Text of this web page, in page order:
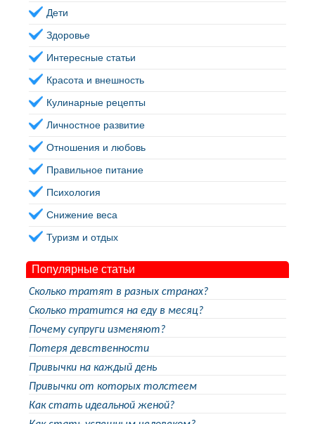
Дети
Здоровье
Интересные статьи
Красота и внешность
Кулинарные рецепты
Личностное развитие
Отношения и любовь
Правильное питание
Психология
Снижение веса
Туризм и отдых
Популярные статьи
Сколько тратят в разных странах?
Сколько тратится на еду в месяц?
Почему супруги изменяют?
Потеря девственности
Привычки на каждый день
Привычки от которых толстеем
Как стать идеальной женой?